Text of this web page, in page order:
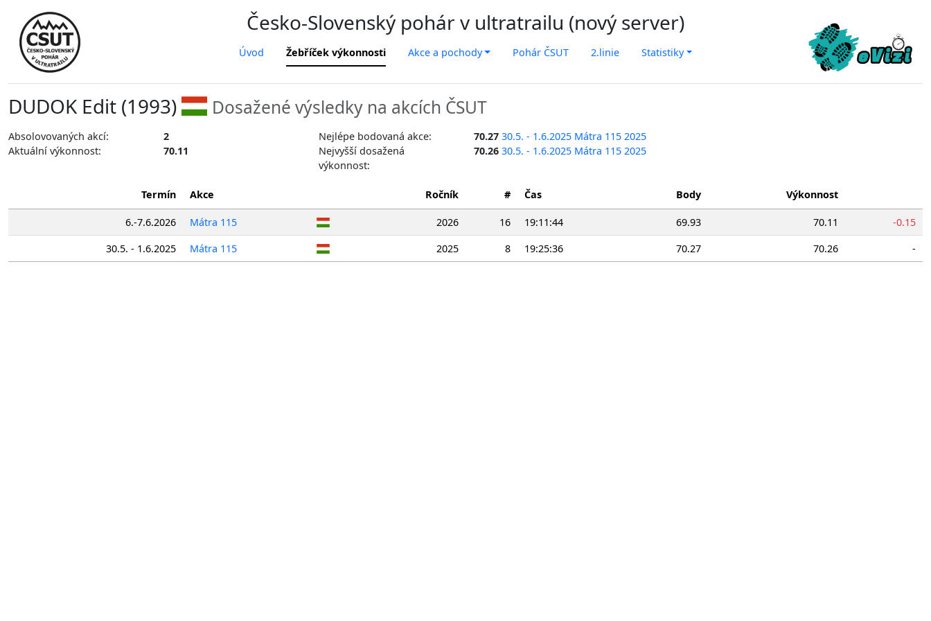
Česko-Slovenský pohár v ultratrailu (nový server)
Úvod Žebříček výkonnosti Akce a pochody Pohár ČSUT 2.linie Statistiky
DUDOK Edit (1993) Dosažené výsledky na akcích ČSUT
Absolovovaných akcí: 2 Nejlépe bodovaná akce: 70.27 30.5. - 1.6.2025 Mátra 115 2025
Aktuální výkonnost:
70.11
Nejvyšší dosažená
výkonnost:
70.26 30.5. - 1.6.2025 Mátra 115 2025
Termín Akce Ročník # Čas Body Výkonnost
6.-7.6.2026 Mátra 115 2026 16 19:11:44 69.93 70.11
-0.15
30.5. - 1.6.2025
Mátra 115 2025 8 19:25:36 70.27 70.26 -